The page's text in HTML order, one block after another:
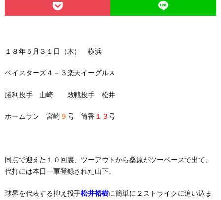
１８年５月３１日（木） 横浜
ベイスターズ４－３楽天イーグルス
勝利投手 山崎 敗戦投手 松井
ホームラン 宮崎９号 筒香１３号
同点で迎えた１０回裏、ツーアウトから桑原がツーベースで出て、
代打には本日一軍登録された山下。
球界を代表する抑え投手松井裕樹に簡単に２ストライクに追い込ま